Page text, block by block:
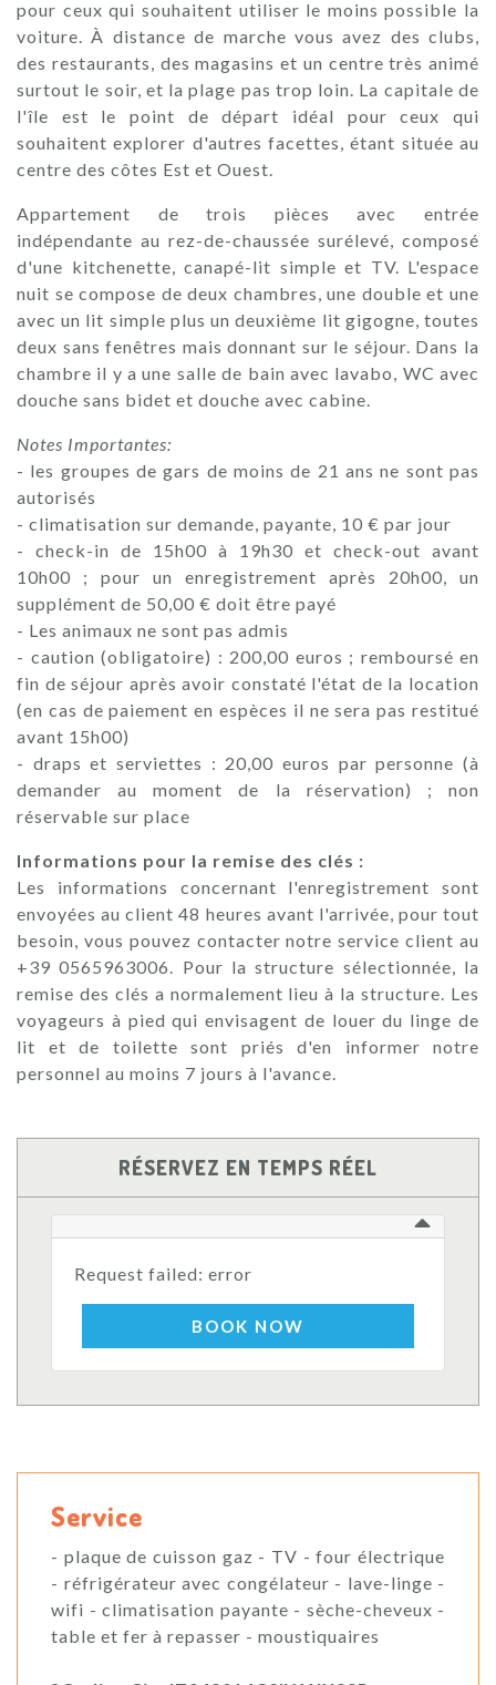
pour ceux qui souhaitent utiliser le moins possible la
voiture. À distance de marche vous avez des clubs,
des restaurants, des magasins et un centre très animé
surtout le soir, et la plage pas trop loin. La capitale de
l'île est le point de départ idéal pour ceux qui
souhaitent explorer d'autres facettes, étant située au
centre des côtes Est et Ouest.
Appartement de trois pièces avec entrée
indépendante au rez-de-chaussée surélevé, composé
d'une kitchenette, canapé-lit simple et TV. L'espace
nuit se compose de deux chambres, une double et une
avec un lit simple plus un deuxième lit gigogne, toutes
deux sans fenêtres mais donnant sur le séjour. Dans la
chambre il y a une salle de bain avec lavabo, WC avec
douche sans bidet et douche avec cabine.
Notes Importantes:
- les groupes de gars de moins de 21 ans ne sont pas
autorisés
- climatisation sur demande, payante, 10 € par jour
- check-in de 15h00 à 19h30 et check-out avant
10h00 ; pour un enregistrement après 20h00, un
supplément de 50,00 € doit être payé
- Les animaux ne sont pas admis
- caution (obligatoire) : 200,00 euros ; remboursé en
fin de séjour après avoir constaté l'état de la location
(en cas de paiement en espèces il ne sera pas restitué
avant 15h00)
- draps et serviettes : 20,00 euros par personne (à
demander au moment de la réservation) ; non
réservable sur place
Informations pour la remise des clés :
Les informations concernant l'enregistrement sont
envoyées au client 48 heures avant l'arrivée, pour tout
besoin, vous pouvez contacter notre service client au
+39 0565963006. Pour la structure sélectionnée, la
remise des clés a normalement lieu à la structure. Les
voyageurs à pied qui envisagent de louer du linge de
lit et de toilette sont priés d'en informer notre
personnel au moins 7 jours à l'avance.
RÉSERVEZ EN TEMPS RÉEL
Request failed: error
BOOK NOW
Service
- plaque de cuisson gaz - TV - four électrique
- réfrigérateur avec congélateur - lave-linge -
wifi - climatisation payante - sèche-cheveux -
table et fer à repasser - moustiquaires